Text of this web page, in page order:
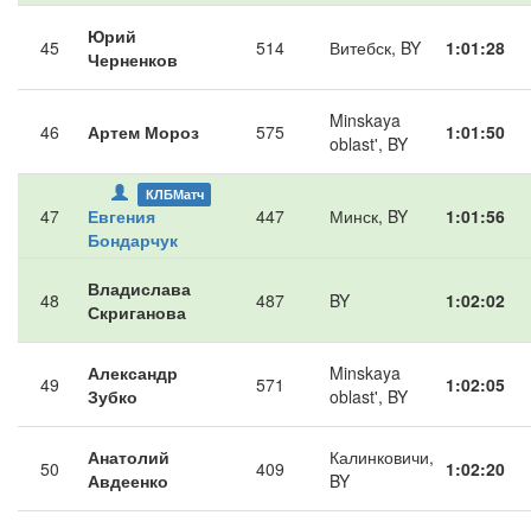
45
Юрий
Черненков
514 Витебск, BY 1:01:28
46 Артем Мороз 575
Minskaya
oblast', BY
1:01:50
47
КЛБМатч
Евгения
Бондарчук
447 Минск, BY 1:01:56
48
Владислава
Скриганова
487 BY 1:02:02
49
Александр
Зубко
571
Minskaya
oblast', BY
1:02:05
50
Анатолий
Авдеенко
409
Калинковичи,
BY
1:02:20